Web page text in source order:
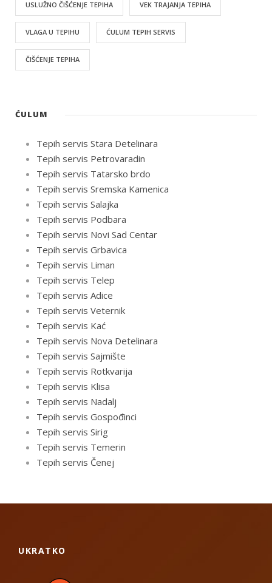
USLUŽNO ČIŠĆENJE TEPIHA VEK TRAJANJA TEPIHA
VLAGA U TEPIHU ĆULUM TEPIH SERVIS
ČIŠĆENJE TEPIHA
ĆULUM
Tepih servis Stara Detelinara
Tepih servis Petrovaradin
Tepih servis Tatarsko brdo
Tepih servis Sremska Kamenica
Tepih servis Salajka
Tepih servis Podbara
Tepih servis Novi Sad Centar
Tepih servis Grbavica
Tepih servis Liman
Tepih servis Telep
Tepih servis Adice
Tepih servis Veternik
Tepih servis Kać
Tepih servis Nova Detelinara
Tepih servis Sajmište
Tepih servis Rotkvarija
Tepih servis Klisa
Tepih servis Nadalj
Tepih servis Gospođinci
Tepih servis Sirig
Tepih servis Temerin
Tepih servis Čenej
UKRATKO